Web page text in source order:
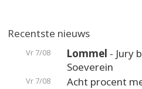
Recentste nieuws
Vr 7/08 Lommel - Jury
Soeverein
Vr 7/08 Acht procent